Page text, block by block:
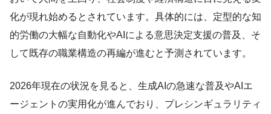
化が現れ始めるとされています。具体的には、定型的な知
的労働の大幅な自動化やAIによる意思決定支援の普及、そ
して既存の職業構造の再編が進むと予測されています。
2026年現在の状況を見ると、生成AIの急速な普及やAIエ
ージェントの実用化が進んでおり、プレシンギュラリティ